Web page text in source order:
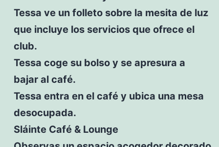
Tessa ve un folleto sobre la mesita de luz
que incluye los servicios que ofrece el
club.
Tessa coge su bolso y se apresura a
bajar al café.
Tessa entra en el café y ubica una mesa
desocupada.
Sláinte Café & Lounge